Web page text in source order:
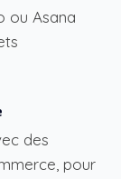
ou Asana
des
, pour